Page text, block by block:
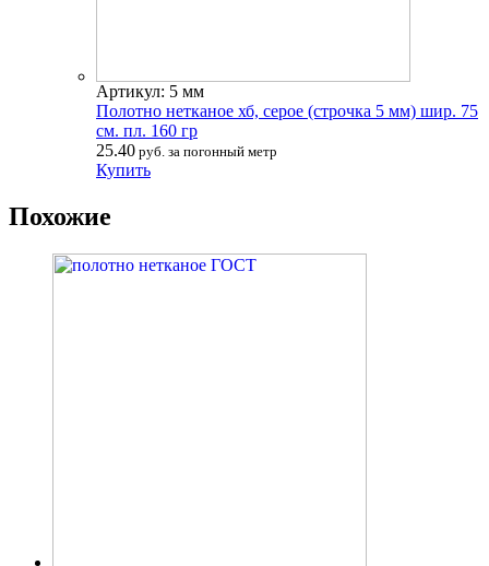
Артикул: 5 мм
Полотно нетканое хб, серое (строчка 5 мм) шир. 75
см. пл. 160 гр
25.40 руб. за погонный метр
Купить
Похожие